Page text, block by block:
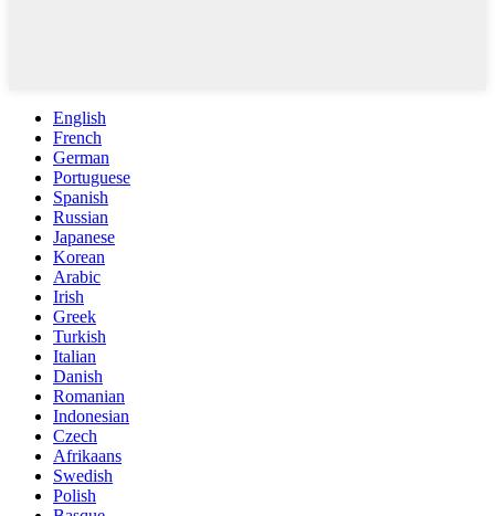
English
French
German
Portuguese
Spanish
Russian
Japanese
Korean
Arabic
Irish
Greek
Turkish
Italian
Danish
Romanian
Indonesian
Czech
Afrikaans
Swedish
Polish